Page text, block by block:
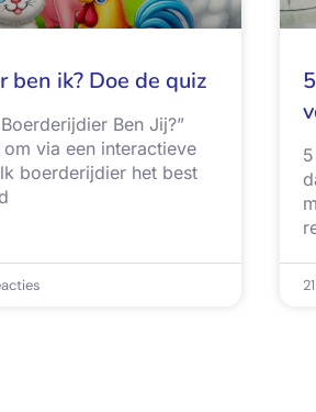
ik? Doe de quiz
Ben Jij?”
via een interactieve
boerderijdier het best